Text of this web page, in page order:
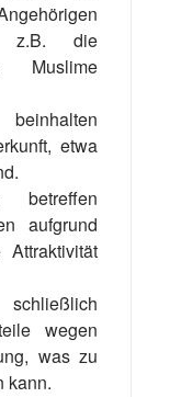
z.B. die
Muslime
etwa
betreffen
aufgrund
wegen
was zu
kann.